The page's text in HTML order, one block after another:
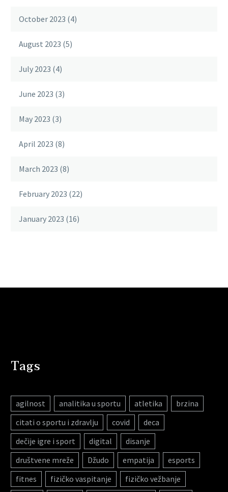
October 2023 (4)
August 2023 (5)
July 2023 (4)
June 2023 (3)
May 2023 (3)
April 2023 (8)
March 2023 (8)
February 2023 (22)
January 2023 (16)
Tags
agilnost analitika u sportu atletika
brzina
citati o sportu i zdravlju
covid
deca
dečije igre i sport
digital
disanje
društvene mreže
Džudo empatija
esports
fitnes
fizičko vaspitanje
fizičko vežbanje